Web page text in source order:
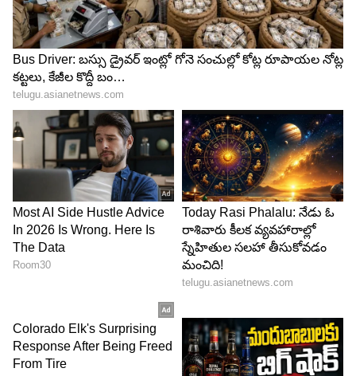
6
శ్వాస తీసుకోవడంలో ఇబ్బంది
ఈ వ్యాధిలో మూడో లక్షణం శ్వాస తీసుకోవడంలో ఇబ్బంది.
ఎక్కువ సేపు నడిచినా లేదా మెట్లు ఎక్కినా.. మీరు బాగా
అలసిపోతారు. రోజంతా మీరు అలసిపోయినట్లుగా
భావించడం ఊపిరితిత్తుల బలహీనతకు సంకేతం.